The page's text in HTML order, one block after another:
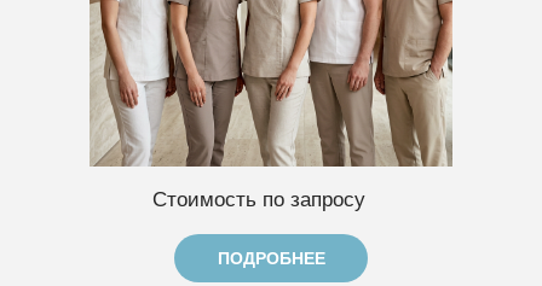
Стоимость по запросу
ПОДРОБНЕЕ